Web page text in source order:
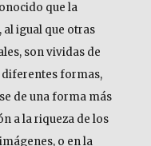
que la
al igual que otras
son vividas de
diferentes formas,
de una forma más
a la riqueza de los
o en la